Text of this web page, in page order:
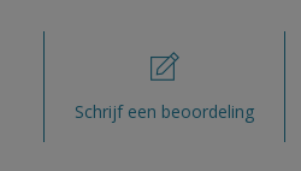
Schrijf een beoordeling